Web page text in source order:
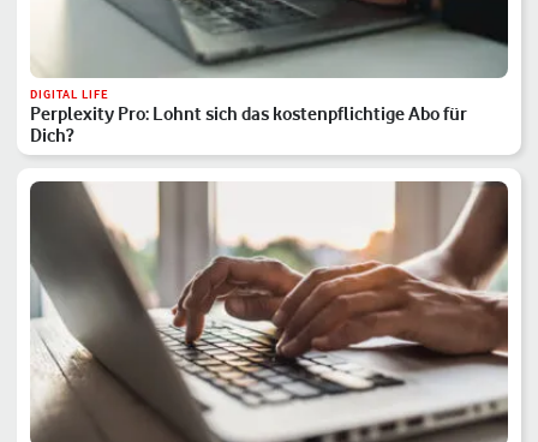
DIGITAL LIFE
Perplexity Pro: Lohnt sich das kostenpflichtige Abo für
Dich?